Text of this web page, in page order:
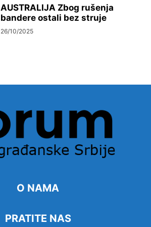
AUSTRALIJA Zbog rušenja
bandere ostali bez struje
26/10/2025
O NAMA
PRATITE NAS